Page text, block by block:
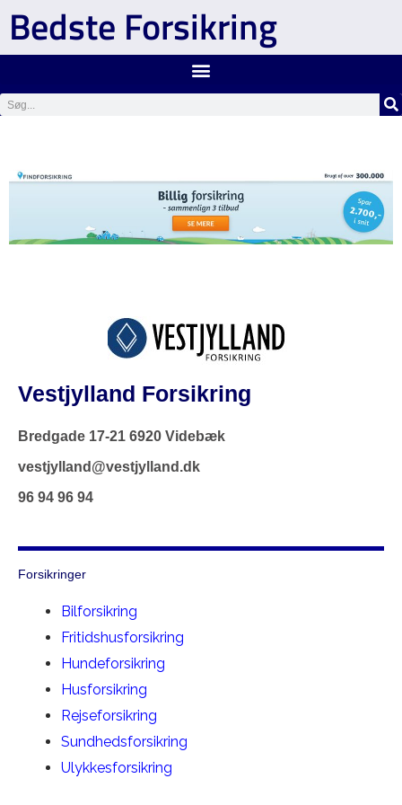
Bedste Forsikring
Vestjylland Forsikring
Bredgade 17-21 6920 Videbæk
vestjylland@vestjylland.dk
96 94 96 94
Forsikringer
Bilforsikring
Fritidshusforsikring
Hundeforsikring
Husforsikring
Rejseforsikring
Sundhedsforsikring
Ulykkesforsikring